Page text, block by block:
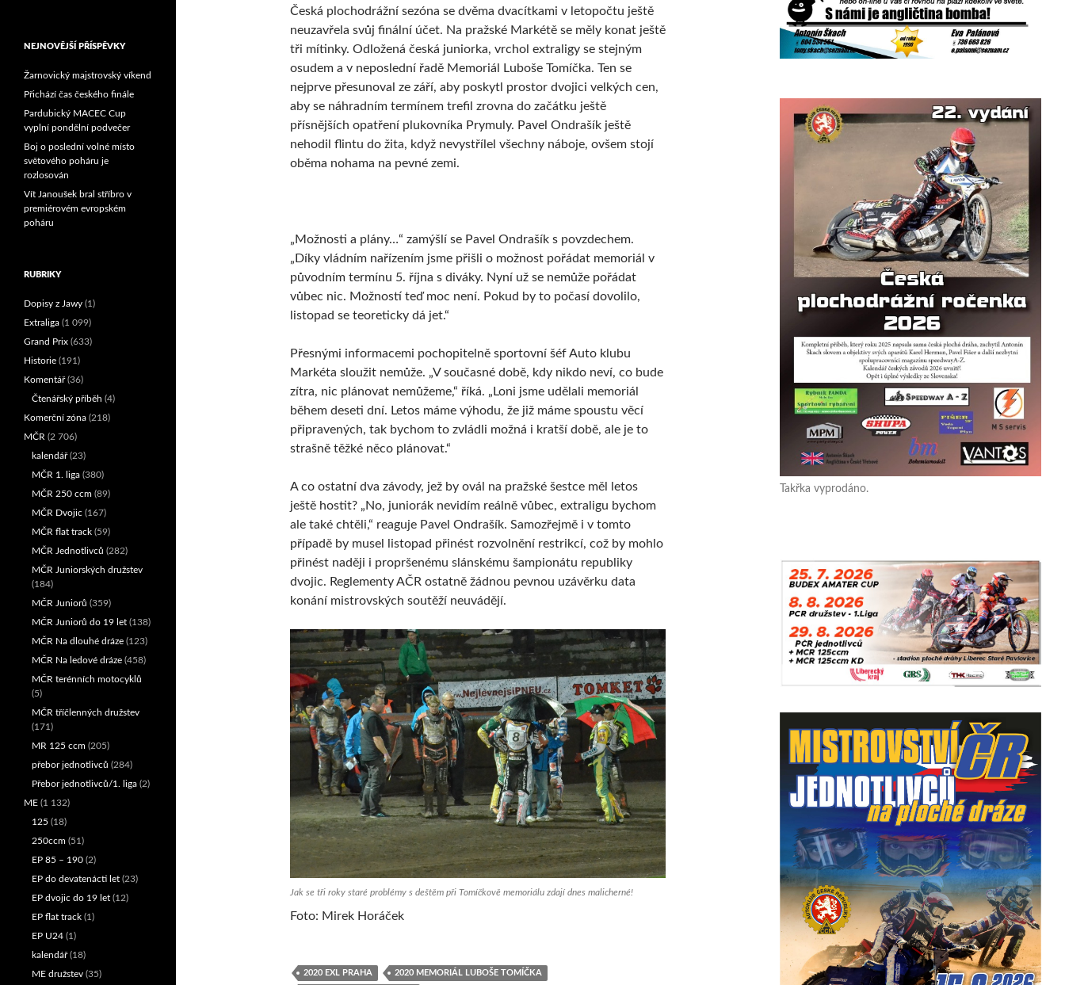
Česká plochodrážní sezóna se dvěma dvacítkami v letopočtu ještě
neuzavřela svůj finální účet. Na pražské Markétě se měly konat ještě
tři mítinky. Odložená česká juniorka, vrchol extraligy se stejným
osudem a v neposlední řadě Memoriál Luboše Tomíčka. Ten se
nejprve přesunoval ze září, aby poskytl prostor dvojici velkých cen,
aby se náhradním termínem trefil zrovna do začátku ještě
přísnějších opatření plukovníka Prymuly. Pavel Ondrašík ještě
nehodil flintu do žita, když nevystřílel všechny náboje, ovšem stojí
oběma nohama na pevné zemi.
„Možnosti a plány…“ zamýšlí se Pavel Ondrašík s povzdechem.
„Díky vládním nařízením jsme přišli o možnost pořádat memoriál v
původním termínu 5. října s diváky. Nyní už se nemůže pořádat
vůbec nic. Možností teď moc není. Pokud by to počasí dovolilo,
listopad se teoreticky dá jet.“
Přesnými informacemi pochopitelně sportovní šéf Auto klubu
Markéta sloužit nemůže. „V současné době, kdy nikdo neví, co bude
zítra, nic plánovat nemůžeme,“ říká. „Loni jsme udělali memoriál
během deseti dní. Letos máme výhodu, že již máme spoustu věcí
připravených, tak bychom to zvládli možná i kratší době, ale je to
strašně těžké něco plánovat.“
A co ostatní dva závody, jež by ovál na pražské šestce měl letos
ještě hostit? „No, juniorák nevidím reálně vůbec, extraligu bychom
ale také chtěli,“ reaguje Pavel Ondrašík. Samozřejmě i v tomto
případě by musel listopad přinést rozvolnění restrikcí, což by mohlo
přinést naději i propršenému slánskému šampionátu republiky
dvojic. Reglementy AČR ostatně žádnou pevnou uzávěrku data
konání mistrovských soutěží neuvádějí.
Jak se tři roky staré problémy s deštěm při Tomíčkově memoriálu zdají dnes malicherné!
Foto: Mirek Horáček
2020 EXL PRAHA 2020 MEMORIÁL LUBOŠE TOMÍČKA
Takřka vyprodáno.
NEJNOVĚJŠÍ PŘÍSPĚVKY
Žarnovický majstrovský víkend
Přichází čas českého finále
Pardubický MACEC Cup
vyplní pondělní podvečer
Boj o poslední volné místo
světového poháru je
rozlosován
Vít Janoušek bral stříbro v
premiérovém evropském
poháru
RUBRIKY
Dopisy z Jawy (1)
Extraliga (1 099)
Grand Prix (633)
Historie (191)
Komentář(36)
Čtenářský příběh (4)
Komerční zóna (218)
MČR (2 706)
kalendář(23)
MČR 1. liga (380)
MČR 250 ccm (89)
MČR Dvojic (167)
MČR flat track (59)
MČR Jednotlivců (282)
MČR Juniorských družstev
(184)
MČR Juniorů (359)
MČR Juniorů do 19 let (138)
MČR Na dlouhé dráze (123)
MČR Na ledové dráze (458)
MČR terénních motocyklů
(5)
MČR tříčlenných družstev
(171)
MR 125 ccm (205)
přebor jednotlivců (284)
Přebor jednotlivců/1. liga (2)
ME (1 132)
125 (18)
250ccm (51)
EP 85 – 190 (2)
EP do devatenácti let (23)
EP dvojic do 19 let (12)
EP flat track (1)
EP U24 (1)
kalendář(18)
ME družstev (35)